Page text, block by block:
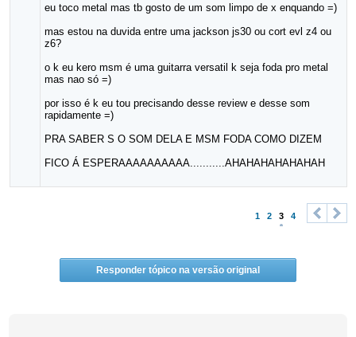
eu toco metal mas tb gosto de um som limpo de x enquando =)
mas estou na duvida entre uma jackson js30 ou cort evl z4 ou
z6?
o k eu kero msm é uma guitarra versatil k seja foda pro metal
mas nao só =)
por isso é k eu tou precisando desse review e desse som
rapidamente =)
PRA SABER S O SOM DELA E MSM FODA COMO DIZEM
FICO Á ESPERAAAAAAAAAA...........AHAHAHAHAHAHAH
1 2 3 4
>
Responder tópico na versão original